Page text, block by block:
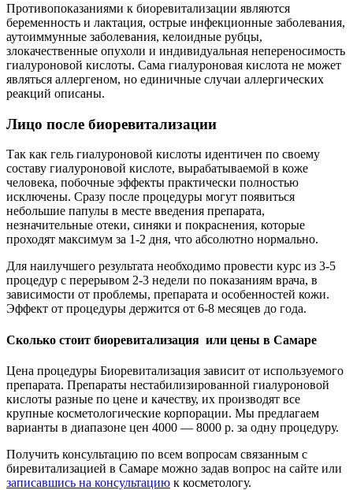
Противопоказаниями к биоревитализации являются
беременность и лактация, острые инфекционные заболевания,
аутоиммунные заболевания, келоидные рубцы,
злокачественные опухоли и индивидуальная непереносимость
гиалуроновой кислоты. Сама гиалуроновая кислота не может
являться аллергеном, но единичные случаи аллергических
реакций описаны.
Лицо после биоревитализации
Так как гель гиалуроновой кислоты идентичен по своему
составу гиалуроновой кислоте, вырабатываемой в коже
человека, побочные эффекты практически полностью
исключены. Сразу после процедуры могут появиться
небольшие папулы в месте введения препарата,
незначительные отеки, синяки и покраснения, которые
проходят максимум за 1-2 дня, что абсолютно нормально.
Для наилучшего результата необходимо провести курс из 3-5
процедур с перерывом 2-3 недели по показаниям врача, в
зависимости от проблемы, препарата и особенностей кожи.
Эффект от процедуры держится от 6-8 месяцев до года.
Сколько стоит биоревитализация или цены в Самаре
Цена процедуры Биоревитализация зависит от используемого
препарата. Препараты нестабилизированной гиалуроновой
кислоты разные по цене и качеству, их производят все
крупные косметологические корпорации. Мы предлагаем
варианты в диапазоне цен 4000 — 8000 р. за одну процедуру.
Получить консультацию по всем вопросам связанным с
биревитализацией в Самаре можно задав вопрос на сайте или
записавшись на консультацию к косметологу.